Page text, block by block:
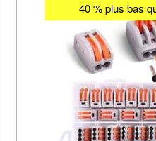
40 % plus bas